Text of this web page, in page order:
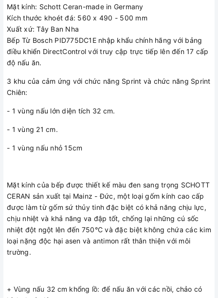
+ Bếp Từ Bosch PID775DC1E được nhập khẩu từ Tây Ban
Nha chính hãng chất lượng cao, kích thước 70 cm với thiết
kế hình vuông gồm ba bếp đun nấu tiện lợi dễ dàng.
Bếp từ Bosch PID775DC1E trang bị các chức năng:
+ Kiểm soát nhiệt độ chiên xào với 5 cấp độ.
+ Chức năng bộ nhớ : bếp sẽ ghi nhớ mức công suất đang
nấu và các tính năng cài đặt trên bếp nếu bếp vô tình bị tắt
thì khi bật lại , bếp hoạt động trở lại với cài đặt trước đó.
từ trên bếp, sau đó bật bếp lên thì vùng nấu có nồi sẽ tự
động được chọn, Bạn chỉ cần chọn công suất để nấu.
+ Lập trình thời gian nấu cho từng bếp và có báo âm thanh
+ Hạn chế tổng công suất nấu của cả bếp
+ Khóa trẻ em an toàn tự động hoặc bằng tay ngăn ngừa
sự vô tình bật bếp đảm bảo an toàn cho trẻ em
+ Chức năng cảnh báo nhiệt dư (H/h)
+ Khả năng ngắt kết nối tín hiệu âm thanh.
- Kích thước bếp: 51 x 710 x 527 mm
Mặt kính: Schott Ceran-made in Germany
Kích thước khoét đá: 560 x 490 - 500 mm
Xuất xứ: Tây Ban Nha
Bếp Từ Bosch PID775DC1E nhập khẩu chính hãng với bảng
điều khiển DirectControl với truy cập trực tiếp lên đến 17 cấp
độ nấu ăn.
3 khu của cảm ứng với chức năng Sprint và chức năng Sprint
Chiên:
- 1 vùng nấu lớn diện tích 32 cm.
- 1 vùng 21 cm.
- 1 vùng nấu nhỏ 15cm
Mặt kính của bếp được thiết kế màu đen sang trọng SCHOTT
CERAN sản xuất tại Mainz - Đức, một loại gốm kính cao cấp
được làm từ gốm sứ thủy tinh đặc biệt có khả năng chịu lực,
chịu nhiệt và khả năng va đập tốt, chống lại những cú sốc
nhiệt đột ngột lên đến 750°C và đặc biệt không chứa các kim
loại nặng độc hại asen và antimon rất thân thiện với môi
trường.
+ Vùng nấu 32 cm khổng lồ: để nấu ăn với các nồi, chảo có